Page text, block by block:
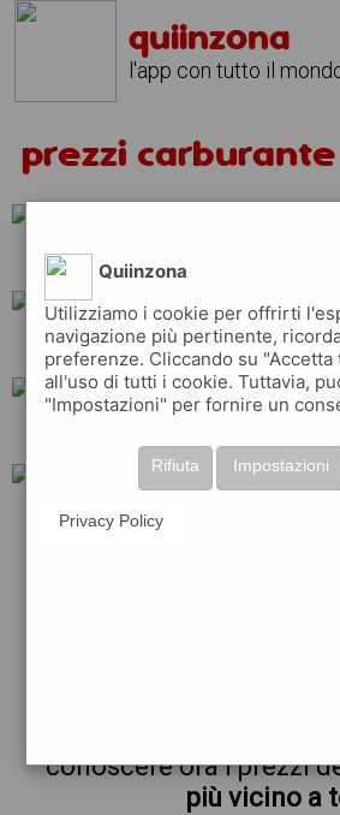
quiinzona
l'app con tutto il
prezzi
eni
shell q8
api
conoscere ora i prezzi
più vicino a
Quiinzona
Utilizziamo i cookie per offrirti
navigazione più pertinente,
preferenze. Cliccando su
all'uso di tutti i cookie. Tuttavia,
"Impostazioni" per fornire un
Impostazioni
Rifiuta
Privacy Policy